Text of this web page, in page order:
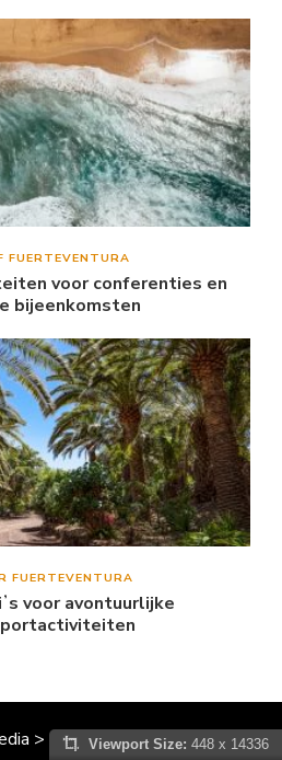
FUERTEVENTURA
voor conferenties en
bijeenkomsten
FUERTEVENTURA
voor avontuurlijke
> CanarischeEilandenInfo.nl
Viewport Size: 448 x 14336